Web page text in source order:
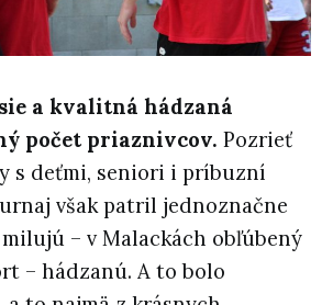
a kvalitná hádzaná
počet priaznivcov. Pozrieť
s deťmi, seniori i príbuzní
však patril jednoznačne
– v Malackách obľúbený
– hádzanú. A to bolo